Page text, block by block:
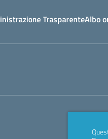
TrasparenteAlbo